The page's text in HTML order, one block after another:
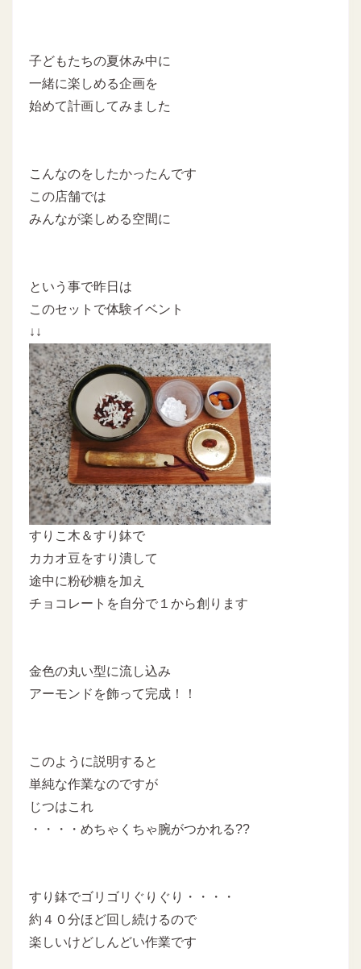
子どもたちの夏休み中に
一緒に楽しめる企画を
始めて計画してみました
こんなのをしたかったんです
この店舗では
みんなが楽しめる空間に
という事で昨日は
このセットで体験イベント
↓↓
すりこ木＆すり鉢で
カカオ豆をすり潰して
途中に粉砂糖を加え
チョコレートを自分で１から創ります
金色の丸い型に流し込み
アーモンドを飾って完成！！
このように説明すると
単純な作業なのですが
じつはこれ
・・・・めちゃくちゃ腕がつかれる??
すり鉢でゴリゴリぐりぐり・・・・
約４０分ほど回し続けるので
楽しいけどしんどい作業です